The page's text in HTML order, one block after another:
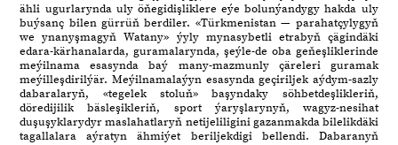
ähli ugurlarynda uly öňegidişliklere eýe bolunýandygy hakda uly
buýsanç bilen gürrüň berdiler. «Türkmenistan — parahatçylygyň
we ynanyşmagyň Watany» ýyly mynasybetli etrabyň çägindäki
edara-kärhanalarda, guramalarynda, şeýle-de oba geňeşliklerinde
meýilnama esasynda baý many-mazmunly çäreleri guramak
meýilleşdirilýär. Meýilnamalaýyn esasynda geçiriljek aýdym-sazly
dabaralaryň, «tegelek stoluň» başyndaky söhbetdeşlikleriň,
döredijilik bäsleşikleriň, sport ýaryşlarynyň, wagyz-nesihat
duşuşyklarydyr maslahatlaryň netijeliligini gazanmakda bilelikdäki
tagallalara aýratyn ähmiýet beriljekdigi bellendi. Dabaranyň